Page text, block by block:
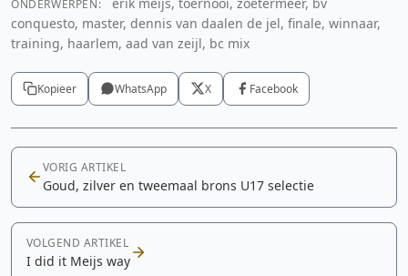
ONDERWERPEN:
conquesto, master, dennis van daalen de jel, finale, winnaar,
training, haarlem, aad van zeijl, bc mix
Kopieer WhatsApp X Facebook
VORIG ARTIKEL
Goud, zilver en tweemaal brons U17 selectie
VOLGEND ARTIKEL
I did it Meijs way